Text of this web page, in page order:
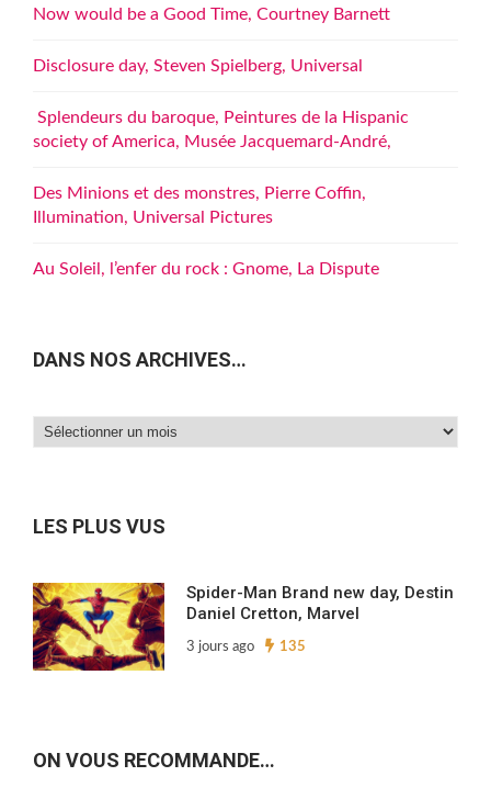
Now would be a Good Time, Courtney Barnett
Disclosure day, Steven Spielberg, Universal
Splendeurs du baroque, Peintures de la Hispanic
society of America, Musée Jacquemard-André,
Des Minions et des monstres, Pierre Coffin,
Illumination, Universal Pictures
Au Soleil, l’enfer du rock : Gnome, La Dispute
DANS NOS ARCHIVES…
Dans
LES PLUS VUS
Spider-Man Brand new day, Destin
Daniel Cretton, Marvel
3 jours ago 135
ON VOUS RECOMMANDE…